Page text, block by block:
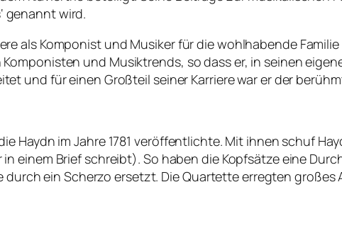
genannt wird.
als Komponist und Musiker für die wohlhabende
und Musiktrends, so dass er, in seinen
und für einen Großteil seiner Karriere war er der
Haydn im Jahre 1781 veröffentlichte. Mit ihnen schuf
in einem Brief schreibt). So haben die Kopfsätze eine
ein Scherzo ersetzt. Die Quartette erregten